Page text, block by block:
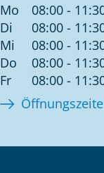
Mo
08:00 -
Di
08:00 -
Mi
08:00 -
Do
08:00 -
Fr
08:00 -